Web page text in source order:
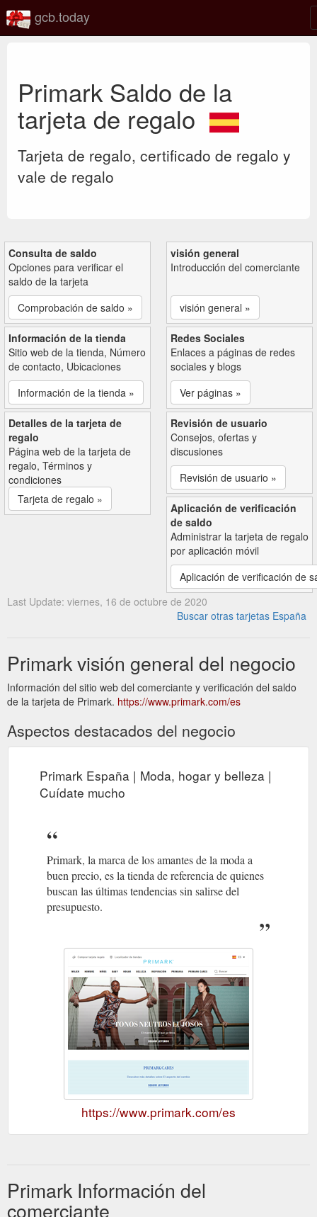
gcb.today
Primark Saldo de la
tarjeta de regalo
Tarjeta de regalo, certificado de regalo y
vale de regalo
Consulta de saldo
Opciones para verificar el
saldo de la tarjeta
Comprobación de saldo »
visión general
Introducción del comerciante
visión general »
Información de la tienda
Sitio web de la tienda, Número
de contacto, Ubicaciones
Información de la tienda »
Redes Sociales
Enlaces a páginas de redes
sociales y blogs
Ver páginas »
Detalles de la tarjeta de
regalo
Página web de la tarjeta de
regalo, Términos y
condiciones
Tarjeta de regalo »
Revisión de usuario
Consejos, ofertas y
discusiones
Revisión de usuario »
Aplicación de verificación
de saldo
Administrar la tarjeta de regalo
por aplicación móvil
Aplicación de verificación de
Last Update: viernes, 16 de octubre de 2020
Buscar otras tarjetas España
Primark visión general del negocio
Información del sitio web del comerciante y verificación del saldo
de la tarjeta de Primark. https://www.primark.com/es
Aspectos destacados del negocio
Primark España | Moda, hogar y belleza |
Cuídate mucho
Primark, la marca de los amantes de la moda a
buen precio, es la tienda de referencia de quienes
buscan las últimas tendencias sin salirse del
presupuesto.
https://www.primark.com/es
Primark Información del
comerciante